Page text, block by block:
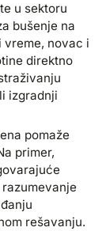
u sektoru
bušenje na
vreme, novac i
direktno
izgradnji
pomaže
primer,
rešavanju.